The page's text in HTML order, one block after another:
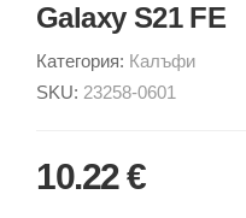
Galaxy S21 FE
Категория: Калъфи
SKU: 23258-0601
10.22 €